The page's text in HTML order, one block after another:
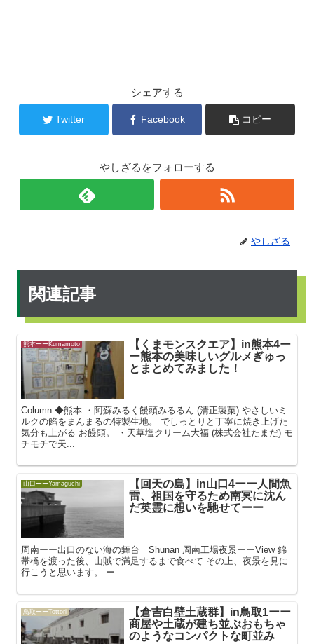
シェアする
Twitter Facebook コピー
やしざるをフォローする
やしざる
関連記事
熊本ーーKumamoto
【くまモンスクエア】in熊本4ー
ー熊本の美味しいグルメぎゅっ
とまとめてみました！
Column ◆熊本 ・阿蘇みるく饅頭みるるん (清正製菓) やさしいミ
ルクの餡をまんまるの特製生地。 でしっとりと丁寧に焼き上げた
気分も上がる お饅頭。 ・天草塩クリーム大福 (株式会社たまだ) モ
チモチで天...
山口ーーYamaguchi
【回天の島】in山口4ーー人間魚
雷、祖国を守るため南冥に沈ん
だ英霊に想いを馳せてーー
周南ーー出口のない海の舞台 Shunan 周南工場夜景ーーView 錦
帯橋を渡った後、山賊で満足するまで食べて その上、夜景を見に
行こうと思います。 ー...
鳥取ーーTottori
【倉吉白壁土蔵群】in鳥取1ーー
商屋や土蔵が建ち並ぶおもちゃ
のようなコンパクトな町並み